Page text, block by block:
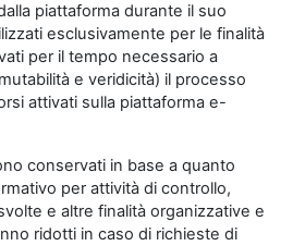
piattaforma durante il suo
esclusivamente per le finalità
per il tempo necessario a
e veridicità) il processo
attivati sulla piattaforma e-
conservati in base a quanto
per attività di controllo,
e altre finalità organizzative e
ridotti in caso di richieste di